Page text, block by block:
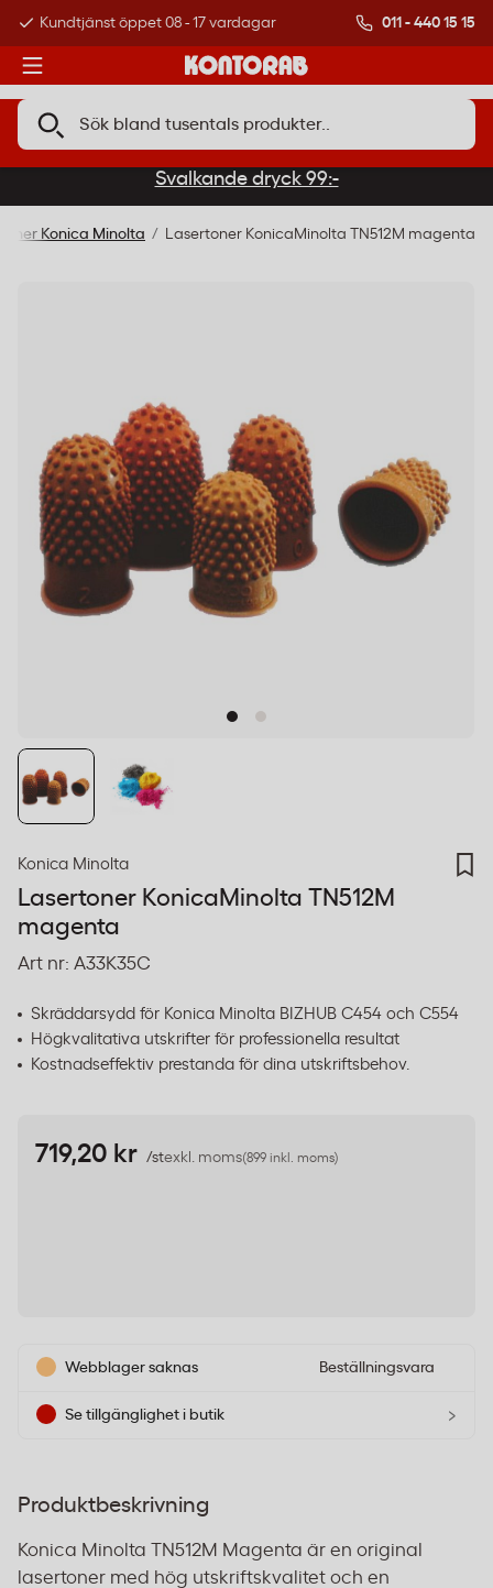
Kundtjänst öppet 08 - 17 vardagar Över 500 000
011 - 440 15 15
Svalkande dryck 99:-
Konica Minolta Lasertoner KonicaMinolta TN512M magenta
Konica Minolta
Lasertoner KonicaMinolta TN512M
magenta
Art nr: A33K35C
Skräddarsydd för Konica Minolta BIZHUB C454 och C554
Högkvalitativa utskrifter för professionella resultat
Kostnadseffektiv prestanda för dina utskriftsbehov.
719,20 kr /stexkl. moms(899 inkl. moms)
Webblager saknas Beställningsvara
Se tillgänglighet i butik ›
Produktbeskrivning
Konica Minolta TN512M Magenta är en original
lasertoner med hög utskriftskvalitet och en